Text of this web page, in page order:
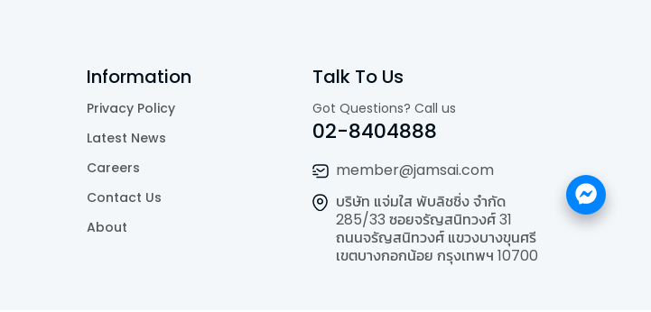
Information
Privacy Policy
Latest News
Careers
Contact Us
About
Talk To Us
Got Questions? Call us
02-8404888
member@jamsai.com
บริษัท แจ่มใส พับลิชชิ่ง จำกัด
285/33 ซอยจรัญสนิทวงศ์ 31
ถนนจรัญสนิทวงศ์ แขวงบางขุนศรี
เขตบางกอกน้อย กรุงเทพฯ 10700